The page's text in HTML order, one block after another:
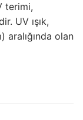
terimi,
UV ışık,
olan